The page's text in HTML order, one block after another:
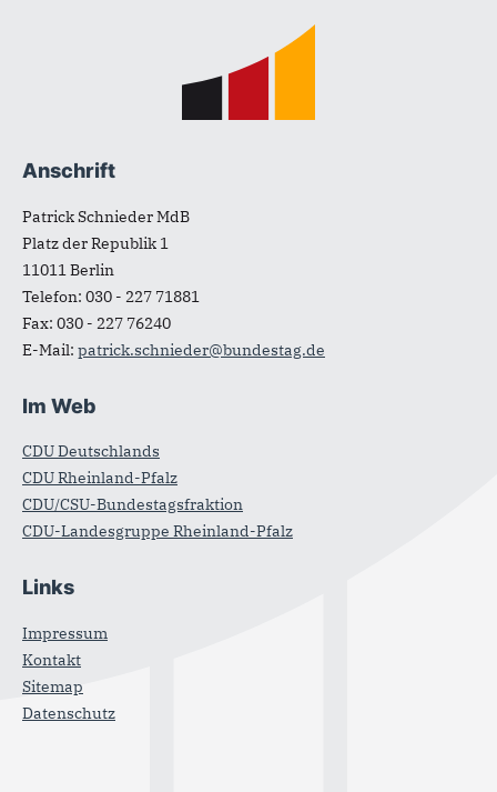
Anschrift
Patrick Schnieder MdB
Platz der Republik 1
11011Berlin
Telefon: 030 - 227 71881
Fax: 030 - 227 76240
E-Mail: patrick.schnieder@bundestag.de
Im Web
CDU Deutschlands
CDU Rheinland-Pfalz
CDU/CSU-Bundestagsfraktion
CDU-Landesgruppe Rheinland-Pfalz
Links
Impressum
Kontakt
Sitemap
Datenschutz